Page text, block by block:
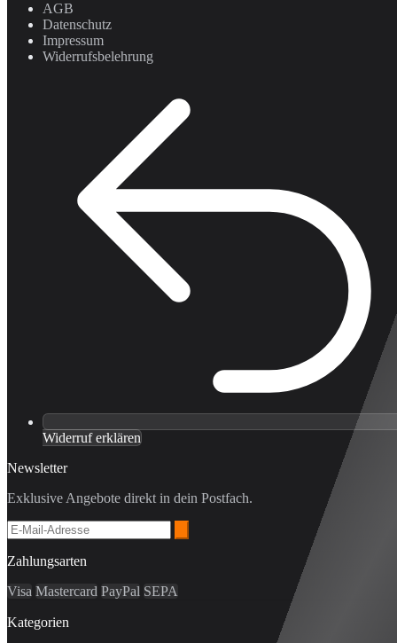
AGB
Datenschutz
Impressum
Widerrufsbelehrung
Widerruf erklären
Newsletter
Exklusive Angebote direkt in dein Postfach.
Zahlungsarten
Visa Mastercard PayPal SEPA
Kategorien